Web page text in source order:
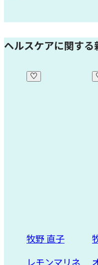
ヘルスケアに関する
牧野 直子
オイル玉ねぎ